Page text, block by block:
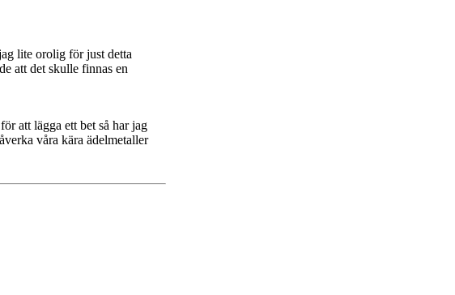
lite orolig för just detta
att det skulle finnas en
att lägga ett bet så har jag
våra kära ädelmetaller